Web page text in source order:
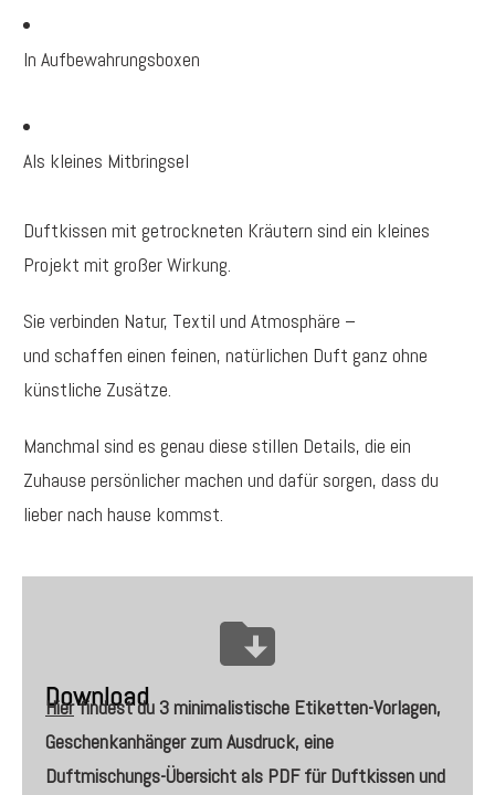
In Aufbewahrungsboxen
Als kleines Mitbringsel
Duftkissen mit getrockneten Kräutern sind ein kleines
Projekt mit großer Wirkung.
Sie verbinden Natur, Textil und Atmosphäre –
und schaffen einen feinen, natürlichen Duft ganz ohne
künstliche Zusätze.
Manchmal sind es genau diese stillen Details, die ein
Zuhause persönlicher machen und dafür sorgen, dass du
lieber nach hause kommst.
Download
Hierfindest du 3 minimalistische Etiketten-Vorlagen,
Geschenkanhänger zum Ausdruck, eine
Duftmischungs-Übersicht als PDF für Duftkissen und